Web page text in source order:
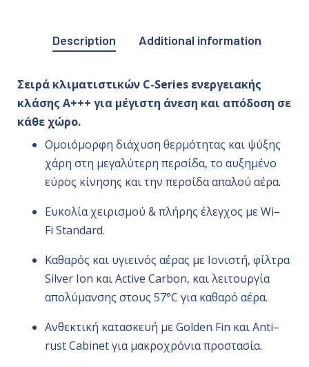
Description Additional information
Σειρά κλιματιστικών C-Series ενεργειακής
κλάσης Α+++ για μέγιστη άνεση και απόδοση σε
κάθε χώρο.
Ομοιόμορφη διάχυση θερμότητας και ψύξης
χάρη στη μεγαλύτερη περσίδα, το αυξημένο
εύρος κίνησης και την περσίδα απαλού αέρα.
Ευκολία χειρισμού & πλήρης έλεγχος μεWi–
Fi Standard.
Καθαρός και υγιεινός αέρας με Ιονιστή, φίλτρα
Silver Ion και Active Carbon, και λειτουργία
απολύμανσης στους 57°C για καθαρό αέρα.
Ανθεκτική κατασκευή μεGolden Fin καιAnti–
rustCabinetγια μακροχρόνια προστασία.